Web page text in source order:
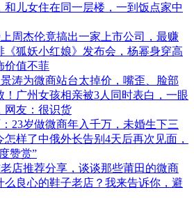
和儿女住在同一层楼，一到饭点家中
周杰伦竟搞出一家上市公司，最赚
《狐妖小红娘》发布会，杨幂身穿高
价值不菲
涛为微商站台太掉价，嘴歪、脸部
！广州女孩相亲被3人同时表白，一眼
网友：很识货
23岁做微商年入千万，未婚生下三
样了中俄外长告别4天后再次见面，
赞赏”
店推荐分享，谈谈那些莆田的微商
么良心的鞋子老店？我来告诉你，避